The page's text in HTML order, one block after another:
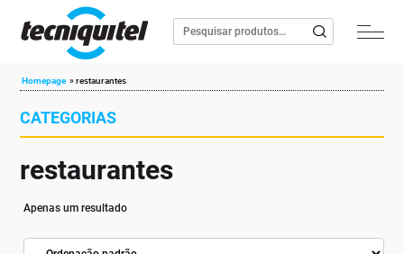
Homepage »restaurantes
CATEGORIAS
restaurantes
Apenas um resultado